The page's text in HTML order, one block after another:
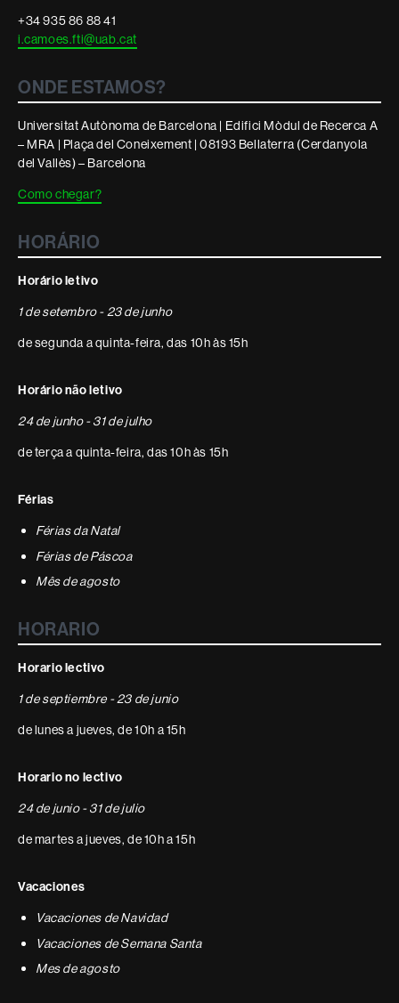
informació
legal
+34 935 86 88 41
i.camoes.fti@uab.cat
ONDE ESTAMOS?
Universitat Autònoma de Barcelona | Edifici Mòdul de Recerca A
– MRA | Plaça del Coneixement | 08193 Bellaterra (Cerdanyola
del Vallès) – Barcelona
Como chegar?
HORÁRIO
Horário letivo
1 de setembro - 23 de junho
de segunda a quinta-feira, das 10h às 15h
Horário não letivo
24 de junho - 31 de julho
de terça a quinta-feira, das 10h às 15h
Férias
Férias da Natal
Férias de Páscoa
Mês de agosto
HORARIO
Horario lectivo
1 de septiembre - 23 de junio
de lunes a jueves, de 10h a 15h
Horario no lectivo
24 de junio - 31 de julio
de martes a jueves, de 10h a 15h
Vacaciones
Vacaciones de Navidad
Vacaciones de Semana Santa
Mes de agosto